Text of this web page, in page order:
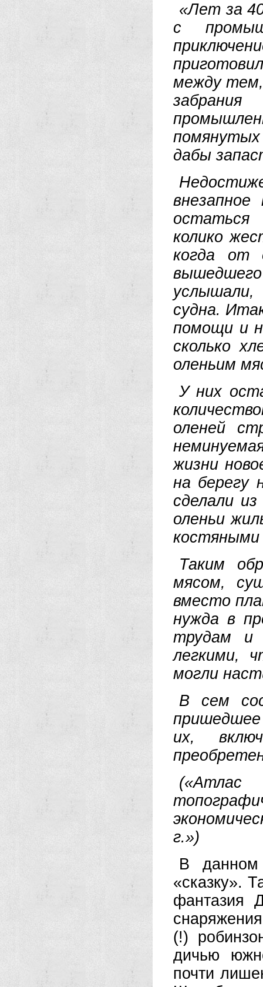
«Лет за
с
между тем,
дабы
остаться
колико
когда от
услышали,
судна.
помощи и
сколько
оленьим
У них
оленей
жизни
на берегу
сделали
оленьи
костяными
Таким
мясом,
вместо
нужда в
трудам и
легкими,
могли
В сем
пришедшее
их,
г.»)
В данном
«сказку».
фантазия
(!)
дичью
почти